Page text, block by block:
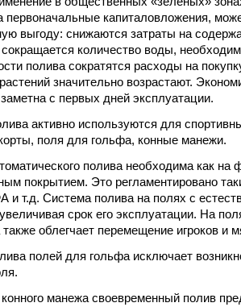
первоначальные капиталовложения,
выгоду: снижаются затраты на
сокращается количество воды,
полива сократятся расходы на
значительно возрастают.
с первых дней эксплуатации.
активно используются для
поля для гольфа, конные манежи.
полива необходима как
покрытием. Это регламентировано
т.д. Система полива на полях с
срок его эксплуатации. На
облегчает перемещение игроков и
полей для гольфа исключает
манежа своевременный полив